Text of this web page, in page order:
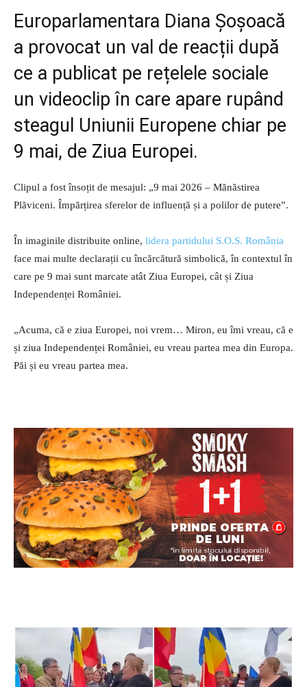
Europarlamentara Diana Șoșoacă
a provocat un val de reacții după
ce a publicat pe rețelele sociale
un videoclip în care apare rupând
steagul Uniunii Europene chiar pe
9 mai, de Ziua Europei.
Clipul a fost însoțit de mesajul: „9 mai 2026 – Mănăstirea
Plăviceni. Împărțirea sferelor de influență și a polilor de putere”.
În imaginile distribuite online, lidera partidului S.O.S. România
face mai multe declarații cu încărcătură simbolică, în contextul în
care pe 9 mai sunt marcate atât Ziua Europei, cât și Ziua
Independenței României.
„Acuma, că e ziua Europei, noi vrem… Miron, eu îmi vreau, că e
și ziua Independenței României, eu vreau partea mea din Europa.
Păi și eu vreau partea mea.